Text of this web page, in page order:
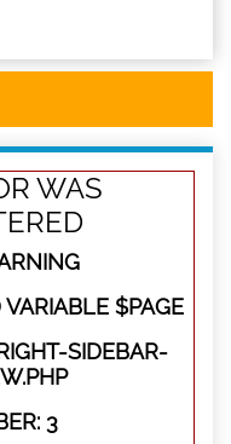
WAS
$PAGE
SIDEBAR-
3